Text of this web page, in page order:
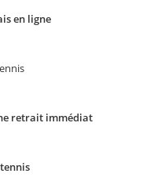
en ligne
retrait immédiat